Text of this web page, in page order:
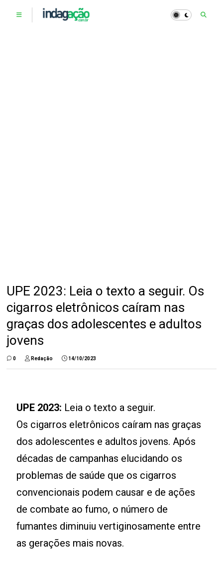
UPE 2023: Leia o texto a seguir. Os
cigarros eletrônicos caíram nas
graças dos adolescentes e adultos
jovens
0 Redação 14/10/2023
UPE 2023: Leia o texto a seguir.
Os cigarros eletrônicos caíram nas graças
dos adolescentes e adultos jovens. Após
décadas de campanhas elucidando os
problemas de saúde que os cigarros
convencionais podem causar e de ações
de combate ao fumo, o número de
fumantes diminuiu vertiginosamente entre
as gerações mais novas.